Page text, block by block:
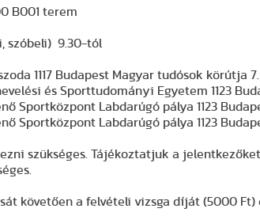
B001 terem
szóbeli) 9.30-tól
1117 Budapest Magyar tudósok körútja 7.
és Sporttudományi Egyetem 1123
Sportközpont Labdarúgó pálya 1123
Sportközpont Labdarúgó pálya 1123
szükséges. Tájékoztatjuk a
követően a felvételi vizsga díját (5000 Ft)